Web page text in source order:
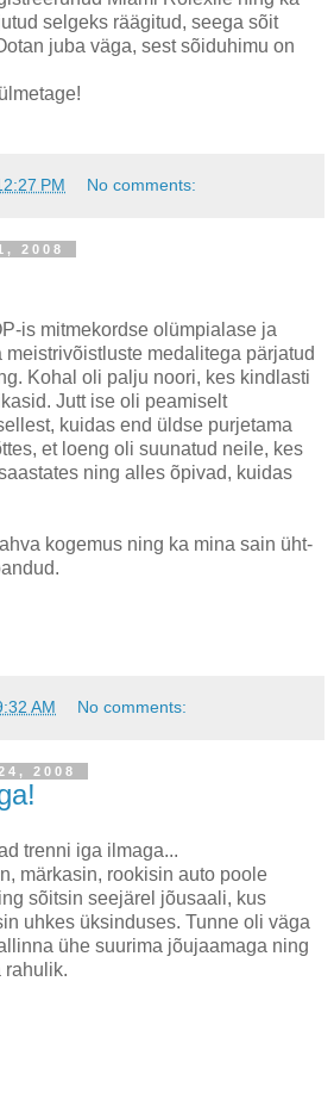
selgeks räägitud, seega sõit
juba väga, sest sõiduhimu on
PM No comments:
2008
is mitmekordse olümpialase ja
medalitega pärjatud
Kohal oli palju noori, kes kindlasti
Jutt ise oli peamiselt
kuidas end üldse purjetama
et loeng oli suunatud neile, kes
ning alles õpivad, kuidas
kogemus ning ka mina sain üht-
AM No comments:
2008
trenni iga ilmaga...
märkasin, rookisin auto poole
sõitsin seejärel jõusaali, kus
uhkes üksinduses. Tunne oli väga
ühe suurima jõujaamaga ning
rahulik.